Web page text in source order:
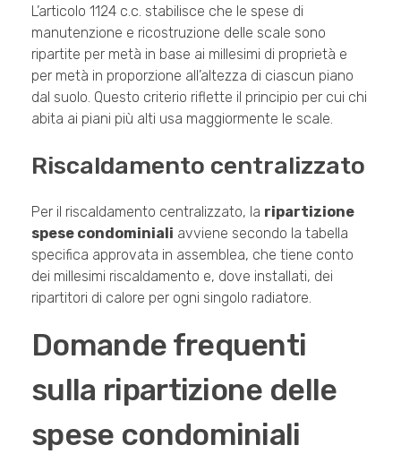
L’articolo 1124 c.c. stabilisce che le spese di
manutenzione e ricostruzione delle scale sono
ripartite per metà in base ai millesimi di proprietà e
per metà in proporzione all’altezza di ciascun piano
dal suolo. Questo criterio riflette il principio per cui chi
abita ai piani più alti usa maggiormente le scale.
Riscaldamento centralizzato
Per il riscaldamento centralizzato, la ripartizione
spese condominiali avviene secondo la tabella
specifica approvata in assemblea, che tiene conto
dei millesimi riscaldamento e, dove installati, dei
ripartitori di calore per ogni singolo radiatore.
Domande frequenti
sulla ripartizione delle
spese condominiali